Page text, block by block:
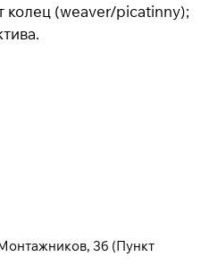
колец (weaver/picatinny);
3б (Пункт